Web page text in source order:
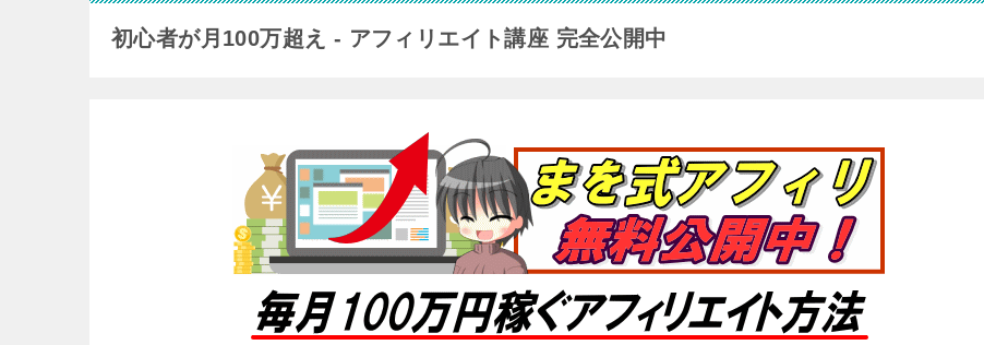
初心者が月100万超え - アフィリエイト講座 完全公開中